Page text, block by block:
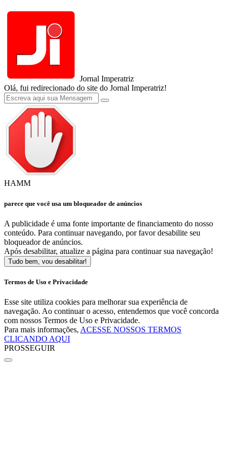
Jornal Imperatriz
Olá, fui redirecionado do site do Jornal Imperatriz!
HAMM
parece que você usa um bloqueador de anúncios
A publicidade é uma fonte importante de financiamento do nosso
conteúdo. Para continuar navegando, por favor desabilite seu
bloqueador de anúncios.
Após desabilitar, atualize a página para continuar sua navegação!
Tudo bem, vou desabilitar!
Termos de Uso e Privacidade
Esse site utiliza cookies para melhorar sua experiência de
navegação. Ao continuar o acesso, entendemos que você concorda
com nossos Termos de Uso e Privacidade.
Para mais informações, ACESSE NOSSOS TERMOS
CLICANDO AQUI
PROSSEGUIR